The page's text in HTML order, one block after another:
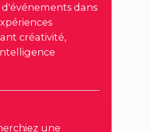
dans
créativité,
une